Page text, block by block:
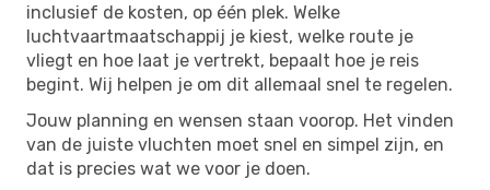
inclusief de kosten, op één plek. Welke
luchtvaartmaatschappij je kiest, welke route je
vliegt en hoe laat je vertrekt, bepaalt hoe je reis
begint. Wij helpen je om dit allemaal snel te regelen.
Jouw planning en wensen staan voorop. Het vinden
van de juiste vluchten moet snel en simpel zijn, en
dat is precies wat we voor je doen.